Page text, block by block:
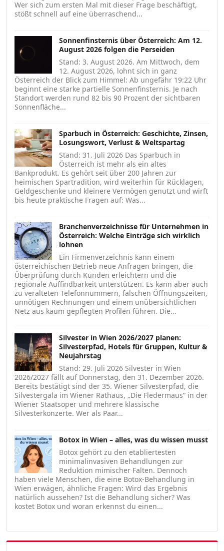
Wer sich zum ersten Mal mit dieser Frage beschäftigt,
stößt schnell auf eine überraschend...
Sonnenfinsternis über Österreich: Am 12.
August 2026 folgen die Perseiden
Stand: 3. August 2026. Am Mittwoch, dem
12. August 2026, lohnt sich in ganz
Österreich der Blick zum Himmel: Ab ungefähr 19:22 Uhr
beginnt eine starke partielle Sonnenfinsternis. Je nach
Standort werden rund 82 bis 90 Prozent der sichtbaren
Sonnenfläche...
Sparbuch in Österreich: Geschichte, Zinsen,
Losungswort, Verlust & Weltspartag
Stand: 31. Juli 2026 Das Sparbuch in
Österreich ist mehr als ein altes
Bankprodukt. Es gehört seit über 200 Jahren zur
heimischen Spartradition, wird weiterhin für Rücklagen,
Geldgeschenke und kleinere Vermögen genutzt und wirft
bis heute praktische Fragen auf: Was...
Branchenverzeichnisse für Unternehmen in
Österreich: Welche Einträge sich wirklich
lohnen
Ein Firmenverzeichnis kann einem
österreichischen Betrieb neue Anfragen bringen, die
Überprüfung durch Kunden erleichtern und die
regionale Auffindbarkeit unterstützen. Es kann aber auch
zu veralteten Telefonnummern, falschen Öffnungszeiten,
unnötigen Rechnungen und einem unübersichtlichen
Netz aus kaum gepflegten Profilen führen. Die...
Silvester in Wien 2026/2027 planen:
Silvesterpfad, Hotels für Gruppen, Kultur &
Neujahrstag
Stand: 29. Juli 2026 Silvester in Wien
2026/2027 fällt auf Donnerstag, den 31. Dezember 2026.
Bereits bestätigt sind der 35. Wiener Silvesterpfad, die
Silvestergala im Wiener Rathaus, „Die Fledermaus“ in der
Wiener Staatsoper und mehrere klassische
Silvesterkonzerte. Wer als Paar...
Botox in Wien – alles, was du wissen musst
Botox gehört zu den etabliertesten
minimalinvasiven Behandlungen zur
Reduktion mimischer Falten. Dennoch
haben viele Menschen, die eine Botox-Behandlung in
Wien erwägen, ähnliche Fragen: Wird das Ergebnis
natürlich aussehen? Ist die Behandlung sicher? Was
kostet Botox und woran erkennst du einen...